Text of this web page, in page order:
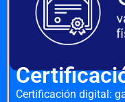
Certificación digital: